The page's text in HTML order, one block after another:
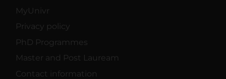
MyUnivr
Privacy policy
PhD Programmes
Master and Post Lauream
Contact information